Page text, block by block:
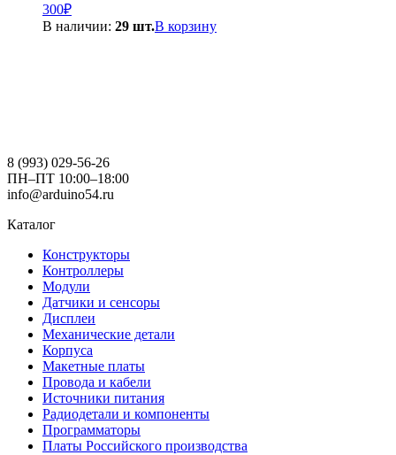
300₽
В наличии: 29 шт.В корзину
8 (993) 029-56-26
ПН–ПТ 10:00–18:00
info@arduino54.ru
Каталог
Конструкторы
Контроллеры
Модули
Датчики и сенсоры
Дисплеи
Механические детали
Корпуса
Макетные платы
Провода и кабели
Источники питания
Радиодетали и компоненты
Программаторы
Платы Российского производства